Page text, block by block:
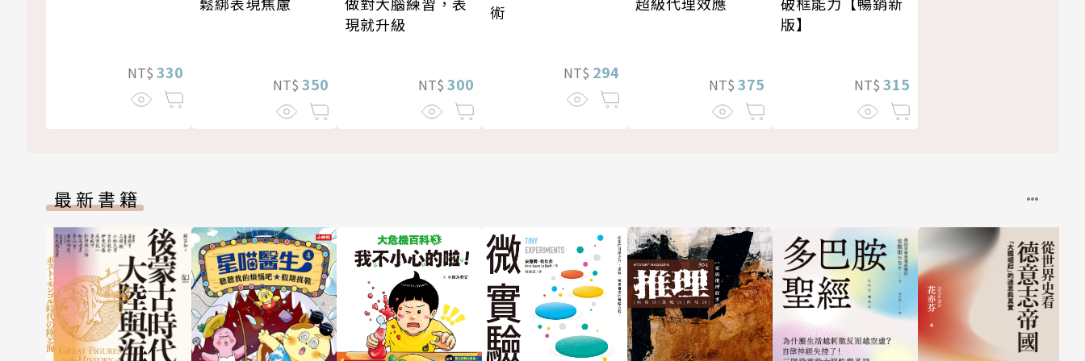
NT$ 330
NT$ 350
現就升級
NT$ 300
術
NT$ 294
NT$ 375
版】
NT$ 315
最新書籍